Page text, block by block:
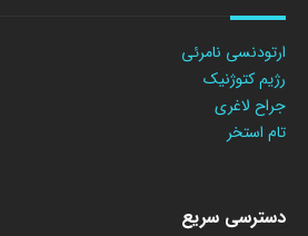
ارتودنسی نامرئی
رژیم کتوژنیک
جراح لاغری
تام استخر
دسترسی سریع